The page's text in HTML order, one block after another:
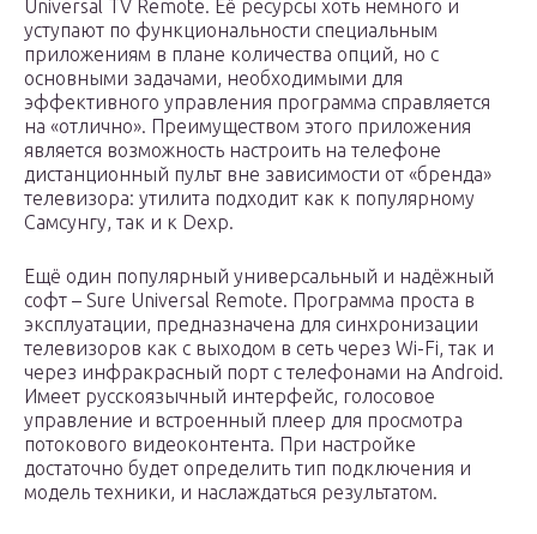
Universal TV Remote. Её ресурсы хоть немного и
уступают по функциональности специальным
приложениям в плане количества опций, но с
основными задачами, необходимыми для
эффективного управления программа справляется
на «отлично». Преимуществом этого приложения
является возможность настроить на телефоне
дистанционный пульт вне зависимости от «бренда»
телевизора: утилита подходит как к популярному
Самсунгу, так и к Dexp.
Ещё один популярный универсальный и надёжный
софт – Sure Universal Remote. Программа проста в
эксплуатации, предназначена для синхронизации
телевизоров как с выходом в сеть через Wi-Fi, так и
через инфракрасный порт с телефонами на Android.
Имеет русскоязычный интерфейс, голосовое
управление и встроенный плеер для просмотра
потокового видеоконтента. При настройке
достаточно будет определить тип подключения и
модель техники, и наслаждаться результатом.